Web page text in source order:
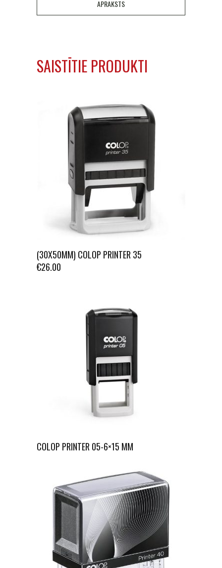
APRAKSTS
SAISTĪTIE PRODUKTI
(30X50MM) COLOP PRINTER 35
€26.00
COLOP PRINTER 05-6×15 MM